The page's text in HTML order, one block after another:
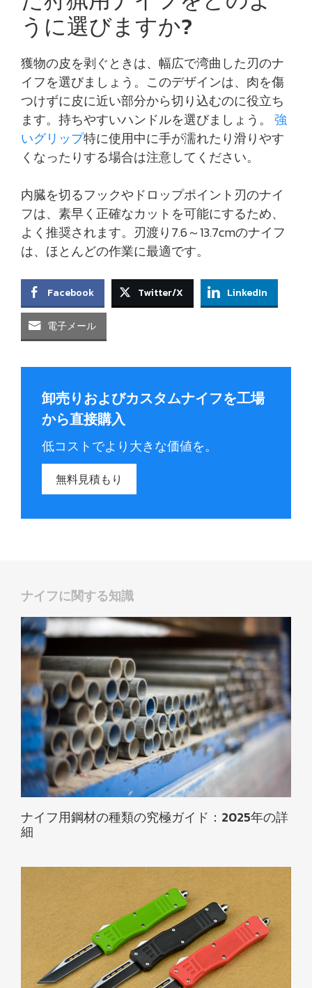
うに選びますか?
獲物の皮を剥ぐときは、幅広で湾曲した刃のナ
イフを選びましょう。このデザインは、肉を傷
つけずに皮に近い部分から切り込むのに役立ち
ます。持ちやすいハンドルを選びましょう。 強
いグリップ特に使用中に手が濡れたり滑りやす
くなったりする場合は注意してください。
内臓を切るフックやドロップポイント刃のナイ
フは、素早く正確なカットを可能にするため、
よく推奨されます。刃渡り7.6～13.7cmのナイフ
は、ほとんどの作業に最適です。
Facebook Twitter/X LinkedIn
電子メール
卸売りおよびカスタムナイフを工場
から直接購入
低コストでより大きな価値を。
無料見積もり
ナイフに関する知識
ナイフ用鋼材の種類の究極ガイド：2025年の詳
細